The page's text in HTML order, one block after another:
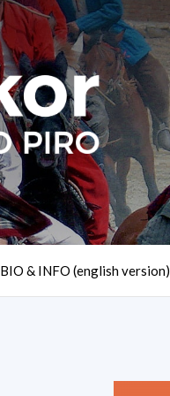
BIO & INFO (english version)